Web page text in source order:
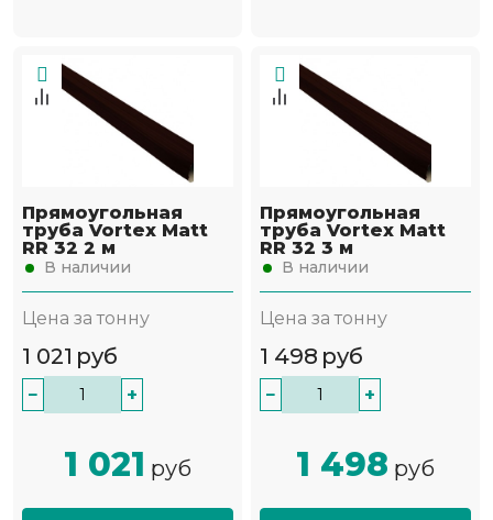
Прямоугольная
труба Vortex Matt
RR 32 2 м
В наличии
Цена за тонну
1 021 руб
− +
1 021 руб
Прямоугольная
труба Vortex Matt
RR 32 3 м
В наличии
Цена за тонну
1 498 руб
− +
1 498 руб